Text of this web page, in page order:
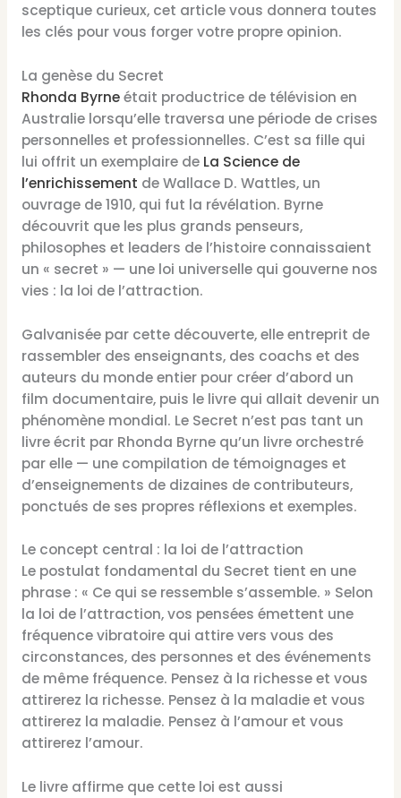
sceptique curieux, cet article vous donnera toutes
les clés pour vous forger votre propre opinion.
La genèse du Secret
Rhonda Byrneétait productrice de télévision en
Australie lorsqu’elle traversa une période de crises
personnelles et professionnelles. C’est sa fille qui
lui offrit un exemplaire de La Science de
l’enrichissement de Wallace D. Wattles, un
ouvrage de 1910, qui fut la révélation. Byrne
découvrit que les plus grands penseurs,
philosophes et leaders de l’histoire connaissaient
un « secret » — une loi universelle qui gouverne nos
vies : la loi de l’attraction.
Galvanisée par cette découverte, elle entreprit de
rassembler des enseignants, des coachs et des
auteurs du monde entier pour créer d’abord un
film documentaire, puis le livre qui allait devenir un
phénomène mondial. Le Secret n’est pas tant un
livre écrit par Rhonda Byrne qu’un livre orchestré
par elle — une compilation de témoignages et
d’enseignements de dizaines de contributeurs,
ponctués de ses propres réflexions et exemples.
Le concept central : la loi de l’attraction
Le postulat fondamental du Secret tient en une
phrase : « Ce qui se ressemble s’assemble. » Selon
la loi de l’attraction, vos pensées émettent une
fréquence vibratoire qui attire vers vous des
circonstances, des personnes et des événements
de même fréquence. Pensez à la richesse et vous
attirerez la richesse. Pensez à la maladie et vous
attirerez la maladie. Pensez à l’amour et vous
attirerez l’amour.
Le livre affirme que cette loi est aussi